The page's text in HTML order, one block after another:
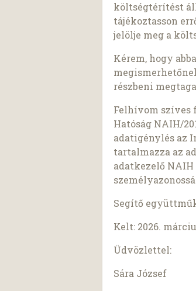
költségtérítést
tájékoztasson
jelölje meg a
Kérem, hogy
részbeni
Felhívom szíves
Hatóság NAIH/
adatigénylés az
tartalmazza az
adatkezelő
Segítő
Kelt: 2026.
Üdvözlettel:
Sára József